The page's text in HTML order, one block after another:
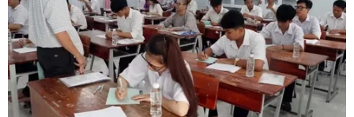
TIN LIÊN QUAN